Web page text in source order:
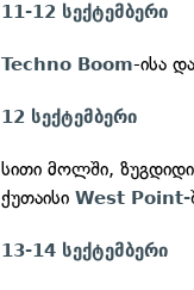
11-12 სექტემბერი
Techno Boom-ისა და
12 სექტემბერი
სითი მოლში,
ქუთაისიWest Point-
13-14 სექტემბერი